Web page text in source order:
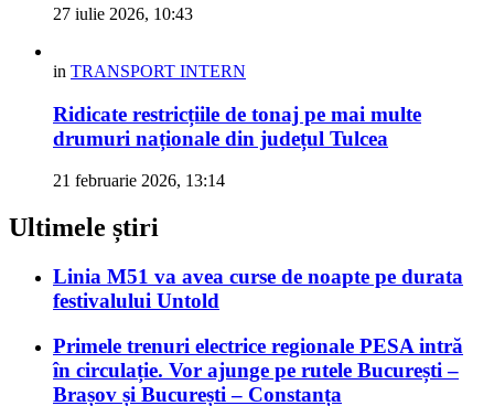
27 iulie 2026, 10:43
in TRANSPORT INTERN
Ridicate restricțiile de tonaj pe mai multe
drumuri naționale din județul Tulcea
21 februarie 2026, 13:14
Ultimele știri
Linia M51 va avea curse de noapte pe durata
festivalului Untold
Primele trenuri electrice regionale PESA intră
în circulație. Vor ajunge pe rutele București –
Brașov și București – Constanța